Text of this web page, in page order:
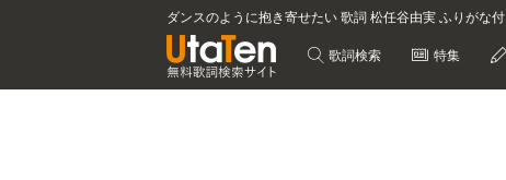
ダンスのように抱き寄せたい 歌詞 松任谷由実 ふりがな付
歌詞検索 特集